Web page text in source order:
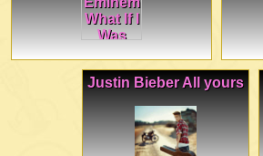
Justin Bieber All yours